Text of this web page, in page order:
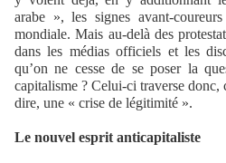
arabe », les signes avant-
mondiale. Mais au-delà des
dans les médias officiels et les
qu’on ne cesse de se poser la
capitalisme ? Celui-ci traverse donc,
dire, une « crise de légitimité ».
Le nouvel esprit anticapitaliste